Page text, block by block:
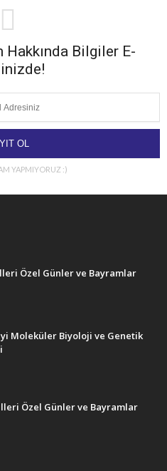
Hakkında Bilgiler E-
YAPMIYORUZ :)
Özel Günler ve Bayramlar
iyi Moleküler Biyoloji ve Genetik
Özel Günler ve Bayramlar